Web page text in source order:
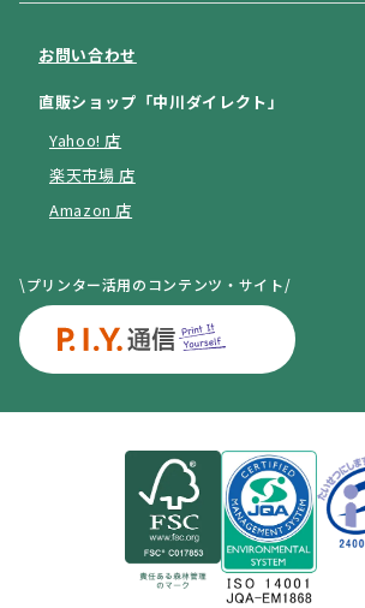
お問い合わせ
直販ショップ「中川ダイレクト」
Yahoo! 店
楽天市場 店
Amazon 店
\プリンター活用のコンテンツ・サイト/